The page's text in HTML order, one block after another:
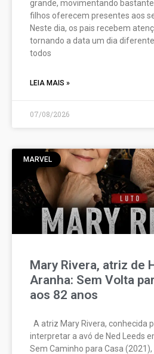
grande, movimentando
filhos oferecem presentes aos
Neste dia, os pais recebem
tornando a data um dia
todos
LEIA MAIS »
07/08/2026
MARVEL
Mary Rivera, atriz de
Aranha: Sem Volta
aos 82 anos
A atriz Mary Rivera, conhecida
interpretar a avó de Ned Leeds
Sem Caminho para Casa